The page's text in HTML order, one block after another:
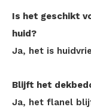
Is het geschikt
huid?
Ja, het is
Blijft het
Ja, het flanel